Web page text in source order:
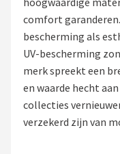
Polaroid
Kingseven
Sinner
comfort
bescherming als
UV-bescherming
merk spreekt een
en waarde hecht
collecties
verzekerd zijn van